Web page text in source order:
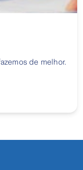
de melhor.